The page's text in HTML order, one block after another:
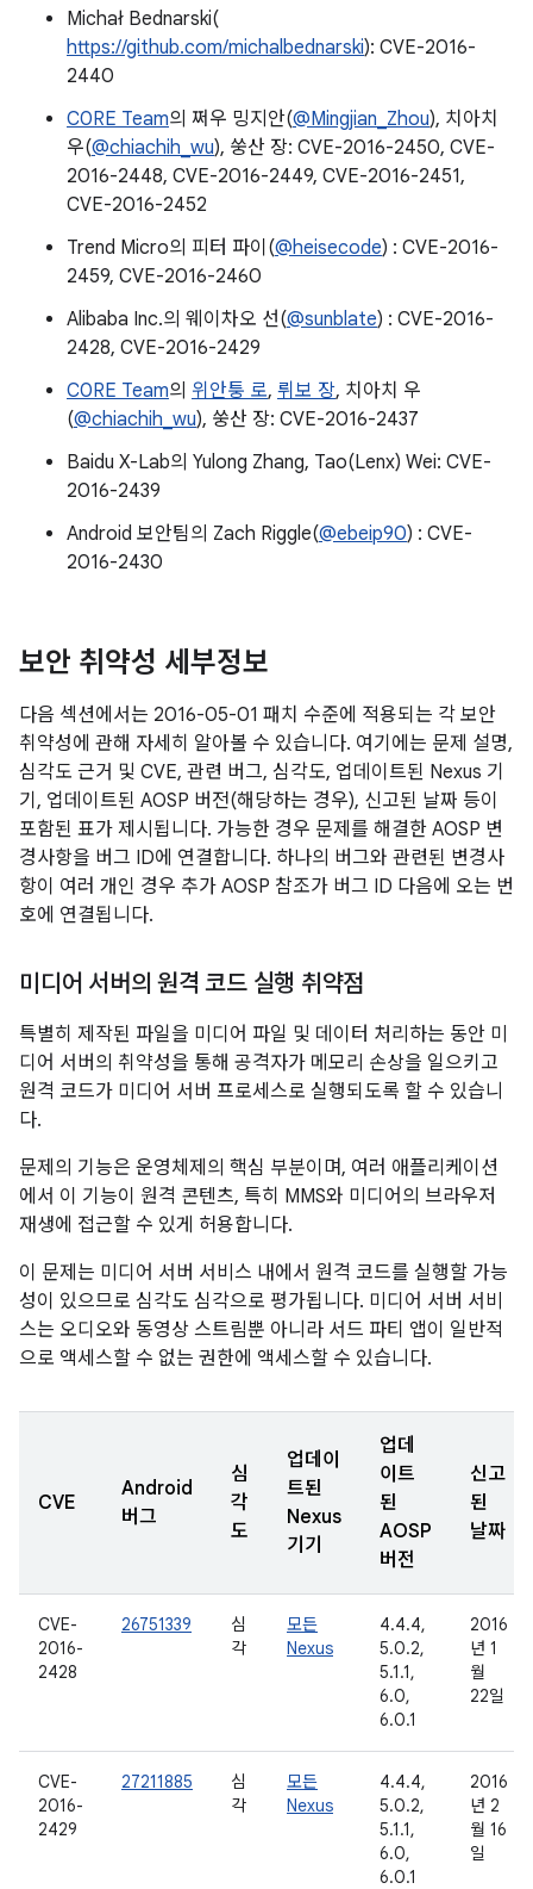
Michał Bednarski(
https://github.com/michalbednarski): CVE-2016-
2440
C0RE Team의 쩌우 밍지안(@Mingjian_Zhou), 치아치
우(@chiachih_wu), 쑹산 장: CVE-2016-2450, CVE-
2016-2448, CVE-2016-2449, CVE-2016-2451,
CVE-2016-2452
Trend Micro의 피터 파이(@heisecode) : CVE-2016-
2459, CVE-2016-2460
Alibaba Inc.의 웨이차오 선(@sunblate) : CVE-2016-
2428, CVE-2016-2429
C0RE Team의 위안퉁 로, 뤼보 장, 치아치 우
(@chiachih_wu), 쑹산 장: CVE-2016-2437
Baidu X-Lab의 Yulong Zhang, Tao(Lenx) Wei: CVE-
2016-2439
Android 보안팀의 Zach Riggle(@ebeip90) : CVE-
2016-2430
보안 취약성 세부정보
다음 섹션에서는 2016-05-01 패치 수준에 적용되는 각 보안
취약성에 관해 자세히 알아볼 수 있습니다. 여기에는 문제 설명,
심각도 근거 및 CVE, 관련 버그, 심각도, 업데이트된 Nexus 기
기, 업데이트된 AOSP 버전(해당하는 경우), 신고된 날짜 등이
포함된 표가 제시됩니다. 가능한 경우 문제를 해결한 AOSP 변
경사항을 버그 ID에 연결합니다. 하나의 버그와 관련된 변경사
항이 여러 개인 경우 추가 AOSP 참조가 버그 ID 다음에 오는 번
호에 연결됩니다.
미디어 서버의 원격 코드 실행 취약점
특별히 제작된 파일을 미디어 파일 및 데이터 처리하는 동안 미
디어 서버의 취약성을 통해 공격자가 메모리 손상을 일으키고
원격 코드가 미디어 서버 프로세스로 실행되도록 할 수 있습니
다.
문제의 기능은 운영체제의 핵심 부분이며, 여러 애플리케이션
에서 이 기능이 원격 콘텐츠, 특히 MMS와 미디어의 브라우저
재생에 접근할 수 있게 허용합니다.
이 문제는 미디어 서버 서비스 내에서 원격 코드를 실행할 가능
성이 있으므로 심각도 심각으로 평가됩니다. 미디어 서버 서비
스는 오디오와 동영상 스트림뿐 아니라 서드 파티 앱이 일반적
으로 액세스할 수 없는 권한에 액세스할 수 있습니다.
CVE
Android
버그
심
각
도
업데이
트된
Nexus
기기
업데
이트
된
AOSP
버전
신고
된
날짜
CVE-
2016-
2428
26751339
심
각
모든
Nexus
4.4.4,
5.0.2,
5.1.1,
6.0,
6.0.1
2016
년 1
월
22일
CVE-
2016-
2429
27211885
심
각
모든
Nexus
4.4.4,
5.0.2,
5.1.1,
6.0,
6.0.1
2016
년 2
월 16
일